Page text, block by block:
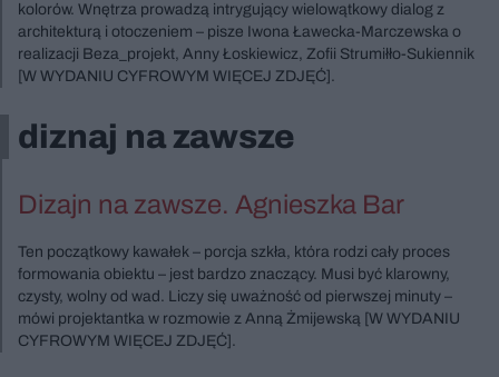
kolorów. Wnętrza prowadzą intrygujący wielowątkowy dialog z
architekturą i otoczeniem – pisze Iwona Ławecka-Marczewska o
realizacji Beza_projekt, Anny Łoskiewicz, Zofii Strumiłło-Sukiennik
[W WYDANIU CYFROWYM WIĘCEJ ZDJĘĆ].
diznaj na zawsze
Dizajn na zawsze. Agnieszka Bar
Ten początkowy kawałek – porcja szkła, która rodzi cały proces
formowania obiektu – jest bardzo znaczący. Musi być klarowny,
czysty, wolny od wad. Liczy się uważność od pierwszej minuty –
mówi projektantka w rozmowie z Anną Żmijewską [W WYDANIU
CYFROWYM WIĘCEJ ZDJĘĆ].